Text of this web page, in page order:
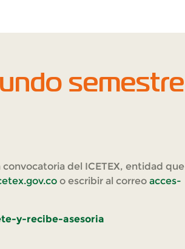
semestre
del ICETEX, entidad que
o escribir al correo acces-
y-recibe-asesoria